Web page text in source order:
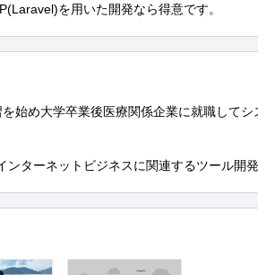
を用いた開発なら得意です。
始め大学卒業後医療関係企業に就職してシ
ターネットビジネスに関連するツール開発